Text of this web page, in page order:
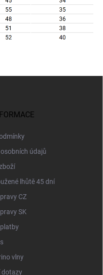
údajů
lhůtě 45 dní
CZ
SK
vlny
dotazy